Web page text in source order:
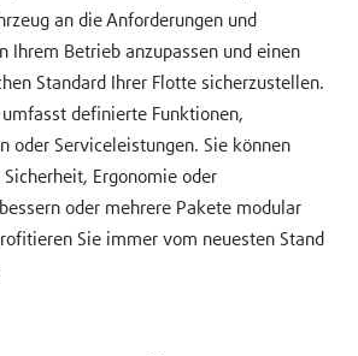
an die Anforderungen und
Ihrem Betrieb anzupassen und einen
Standard Ihrer Flotte sicherzustellen.
umfasst definierte Funktionen,
oder Serviceleistungen. Sie können
Ergonomie oder
oder mehrere Pakete modular
Sie immer vom neuesten Stand